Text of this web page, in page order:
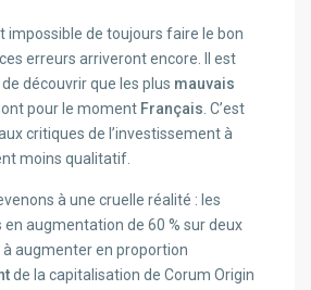
impossible de toujours faire le bon
erreurs arriveront encore. Il est
découvrir que les plus mauvais
pour le moment Français . C’est
critiques de l’investissement à
moins qualitatif.
à une cruelle réalité : les
augmentation de 60 % sur deux
augmenter en proportion
de la capitalisation de Corum Origin